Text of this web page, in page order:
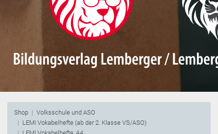
Shop
Volksschule und ASO
LEMI Vokabelhefte (ab der 2. Klasse VS/ASO)